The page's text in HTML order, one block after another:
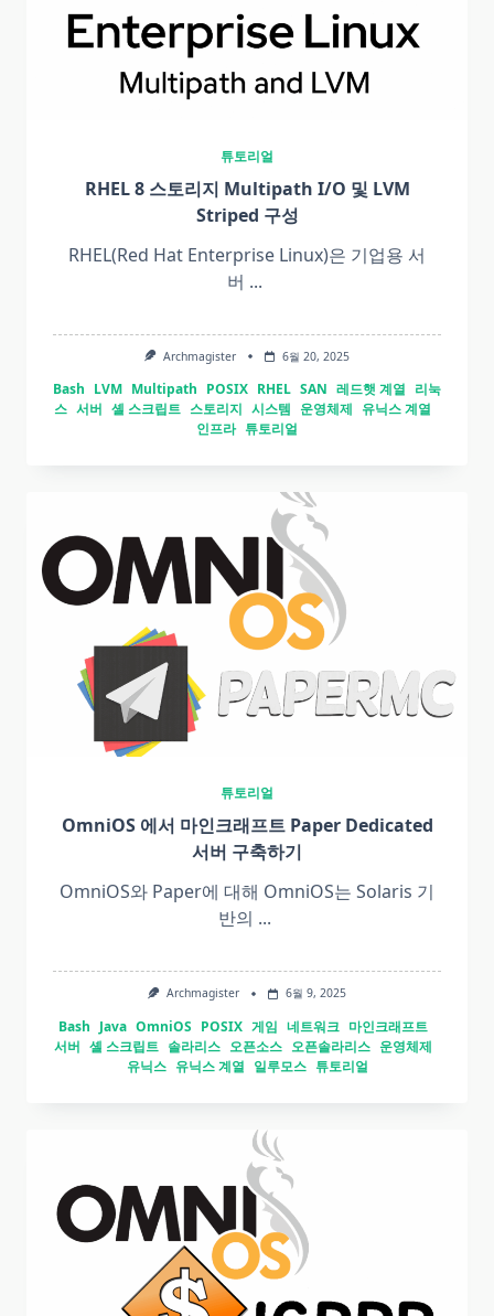
튜토리얼
RHEL 8 스토리지 Multipath I/O 및 LVM
Striped 구성
RHEL(Red Hat Enterprise Linux)은 기업용 서
버 ...
Archmagister 6월 20, 2025
Bash LVM Multipath POSIX RHEL SAN 레드햇 계열 리눅
스 서버 셸 스크립트 스토리지 시스템 운영체제 유닉스 계열
인프라 튜토리얼
튜토리얼
OmniOS 에서 마인크래프트 Paper Dedicated
서버 구축하기
OmniOS와 Paper에 대해 OmniOS는 Solaris 기
반의 ...
Archmagister 6월 9, 2025
Bash Java OmniOS POSIX 게임 네트워크 마인크래프트
서버 셸 스크립트 솔라리스 오픈소스 오픈솔라리스 운영체제
유닉스 유닉스 계열 일루모스 튜토리얼